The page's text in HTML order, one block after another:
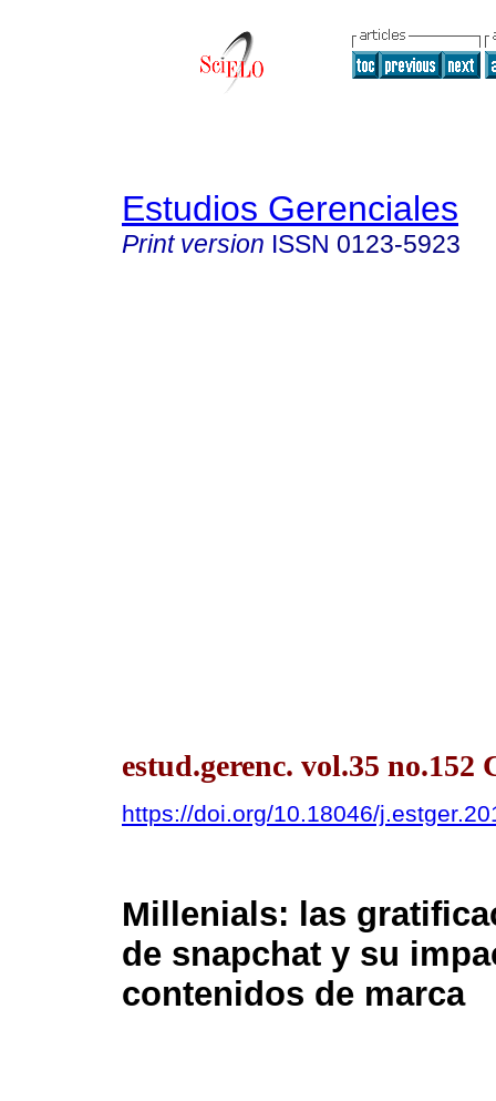
Estudios Gerenciales
Print version ISSN 0123-5923
estud.gerenc. vol.35 no.152
https://doi.org/10.18046/
Millenials: las
de snapchat y su
contenidos de marca